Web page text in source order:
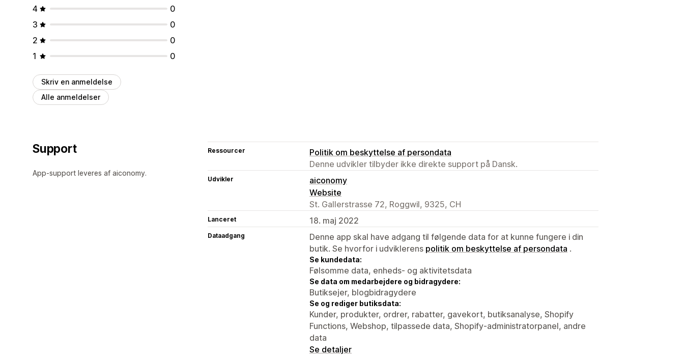
4
0
3
0
2
0
1
0
Skriv en anmeldelse
Alle anmeldelser
Support
App-support leveres af aiconomy.
Ressourcer
Politik om beskyttelse af persondata
Denne udvikler tilbyder ikke direkte support på Dansk.
Udvikler
aiconomy
Website
St. Gallerstrasse 72, Roggwil, 9325, CH
Lanceret 18. maj 2022
Dataadgang
Denne app skal have adgang til følgende data for at kunne fungere i din
butik. Se hvorfor i udviklerens politik om beskyttelse af persondata .
Se kundedata:
Følsomme data, enheds- og aktivitetsdata
Se data om medarbejdere og bidragydere:
Butiksejer, blogbidragydere
Se og rediger butiksdata:
Kunder, produkter, ordrer, rabatter, gavekort, butiksanalyse, Shopify
Functions, Webshop, tilpassede data, Shopify-administratorpanel, andre
data
Se detaljer